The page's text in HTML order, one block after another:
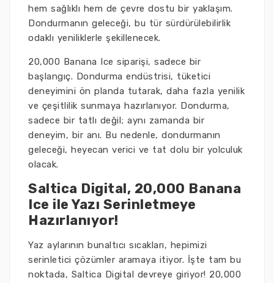
hem sağlıklı hem de çevre dostu bir yaklaşım.
Dondurmanın geleceği, bu tür sürdürülebilirlik
odaklı yeniliklerle şekillenecek.
20,000 Banana Ice siparişi, sadece bir
başlangıç. Dondurma endüstrisi, tüketici
deneyimini ön planda tutarak, daha fazla yenilik
ve çeşitlilik sunmaya hazırlanıyor. Dondurma,
sadece bir tatlı değil; aynı zamanda bir
deneyim, bir anı. Bu nedenle, dondurmanın
geleceği, heyecan verici ve tat dolu bir yolculuk
olacak.
Saltica Digital, 20,000 Banana
Ice ile Yazı Serinletmeye
Hazırlanıyor!
Yaz aylarının bunaltıcı sıcakları, hepimizi
serinletici çözümler aramaya itiyor. İşte tam bu
noktada, Saltica Digital devreye giriyor! 20,000